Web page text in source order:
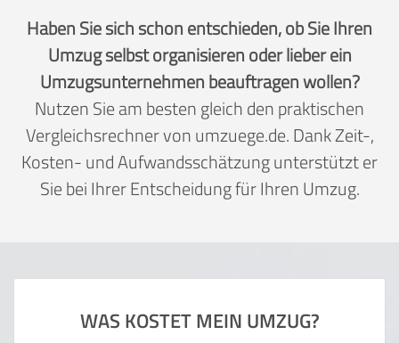
Haben Sie sich schon entschieden, ob Sie Ihren
Umzug selbst organisieren oder lieber ein
Umzugsunternehmen beauftragen wollen?
Nutzen Sie am besten gleich den praktischen
Vergleichsrechner von umzuege.de. Dank Zeit-,
Kosten- und Aufwandsschätzung unterstützt er
Sie bei Ihrer Entscheidung für Ihren Umzug.
WAS KOSTET MEIN UMZUG?